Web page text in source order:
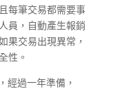
每筆交易都需要事
員，自動產生報銷
果交易出現異常，
性。
經過一年準備，